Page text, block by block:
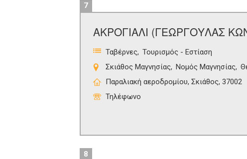
7
ΑΚΡΟΓΙΑΛΙ (ΓΕΩΡΓΟΥΛΑΣ
Ταβέρνες
Τουρισμός - Εστίαση
Σκιάθος Μαγνησίας
Νομός Μαγνησίας
Παραλιακή αεροδρομίου, Σκιάθος, 37002
Τηλέφωνο
8